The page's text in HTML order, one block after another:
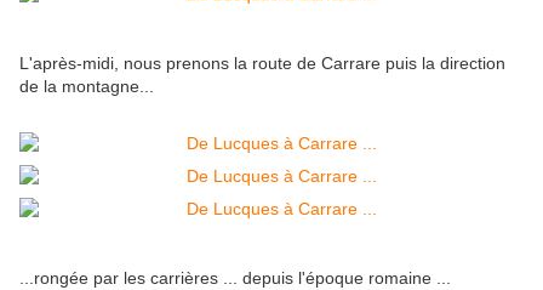
L'après-midi, nous prenons la route de Carrare puis la direction
de la montagne...
...rongée par les carrières ... depuis l'époque romaine ...